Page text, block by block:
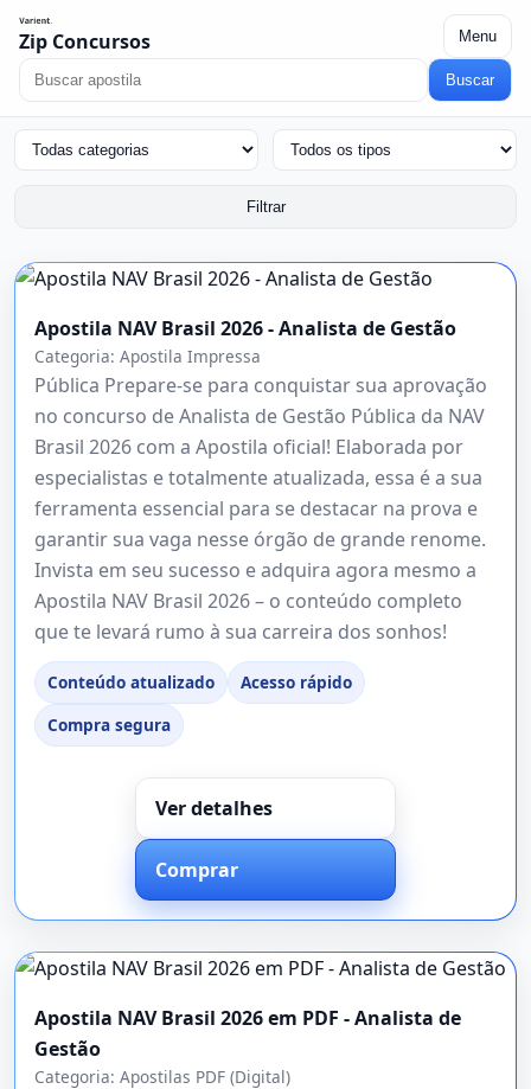
Zip Concursos Menu
Buscar
Filtrar
Apostila NAV Brasil 2026 - Analista de Gestão
Categoria: Apostila Impressa
Pública Prepare-se para conquistar sua aprovação
no concurso de Analista de Gestão Pública da NAV
Brasil 2026 com a Apostila oficial! Elaborada por
especialistas e totalmente atualizada, essa é a sua
ferramenta essencial para se destacar na prova e
garantir sua vaga nesse órgão de grande renome.
Invista em seu sucesso e adquira agora mesmo a
Apostila NAV Brasil 2026 – o conteúdo completo
que te levará rumo à sua carreira dos sonhos!
Conteúdo atualizado
Acesso rápido
Compra segura
Ver detalhes
Comprar
Apostila NAV Brasil 2026 em PDF - Analista de
Gestão
Categoria: Apostilas PDF (Digital)